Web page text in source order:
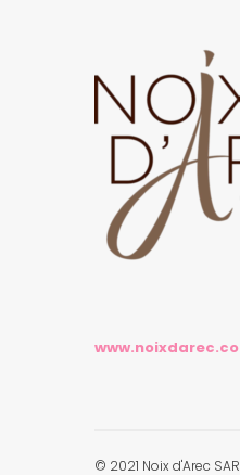
© 2021 Noix d'Arec